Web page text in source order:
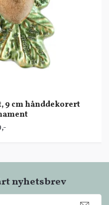
9 cm hånddekorert
nyhetsbrev